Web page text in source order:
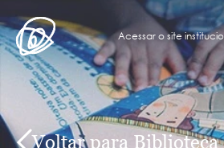
Acessar o site
Voltar para Biblioteca